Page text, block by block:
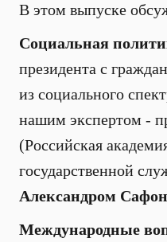
В этом выпуске
Социальная
президента с
из социального
нашим экспертом -
(Российская
государственной
Александром
Международные